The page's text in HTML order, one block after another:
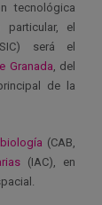
tecnológica
el
será el
Granada, del
de la
(CAB,
(IAC), en